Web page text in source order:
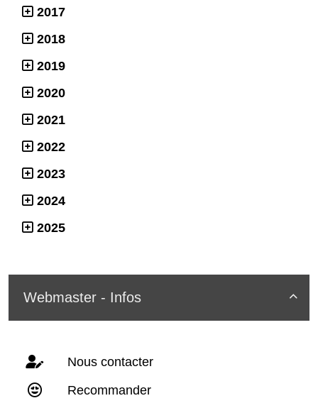
2017
2018
2019
2020
2021
2022
2023
2024
2025

Webmaster - Infos
Nous contacter
Recommander